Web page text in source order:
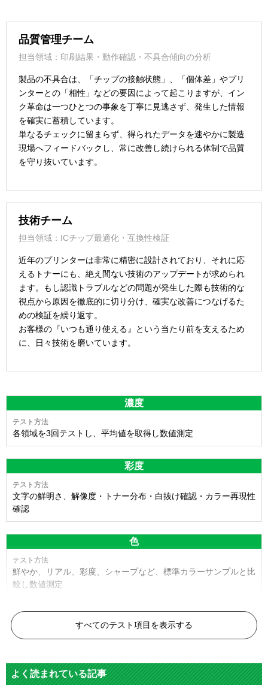
品質管理チーム
担当領域：印刷結果・動作確認・不具合傾向の分析
製品の不具合は、「チップの接触状態」、「個体差」やプリ
ンターとの「相性」などの要因によって起こりますが、イン
ク革命は一つひとつの事象を丁寧に見逃さず、発生した情報
を確実に蓄積しています。
単なるチェックに留まらず、得られたデータを速やかに製造
現場へフィードバックし、常に改善し続けられる体制で品質
を守り抜いています。
技術チーム
担当領域：ICチップ最適化・互換性検証
近年のプリンターは非常に精密に設計されており、それに応
えるトナーにも、絶え間ない技術のアップデートが求められ
ます。もし認識トラブルなどの問題が発生した際も技術的な
視点から原因を徹底的に切り分け、確実な改善につなげるた
めの検証を繰り返す。
お客様の『いつも通り使える』という当たり前を支えるため
に、日々技術を磨いています。
濃度
各領域を3回テストし、平均値を取得し数値測定
彩度
文字の鮮明さ、解像度・トナー分布・白抜け確認・カラー再現性
確認
色
鮮やか、リアル、彩度、シャープなど、標準カラーサンプルと比
較し数値測定
グレースケール
すべてのテスト項目を表示する
よく読まれている記事